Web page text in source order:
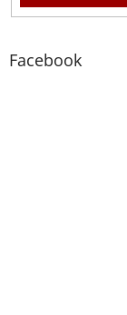
Facebook